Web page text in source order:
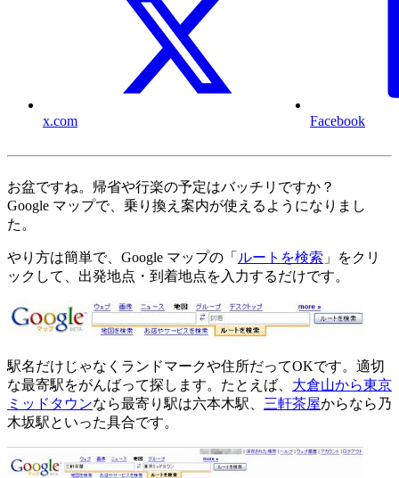
x.com Facebook
お盆ですね。帰省や行楽の予定はバッチリですか？
Google マップで、乗り換え案内が使えるようになりまし
た。
やり方は簡単で、Google マップの「 ルートを検索 」をクリ
ックして、出発地点・到着地点を入力するだけです。
駅名だけじゃなくランドマークや住所だってOKです。適切
な最寄駅をがんばって探します。たとえば、 大倉山から東京
ミッドタウンなら最寄り駅は六本木駅、 三軒茶屋からなら乃
木坂駅といった具合です。